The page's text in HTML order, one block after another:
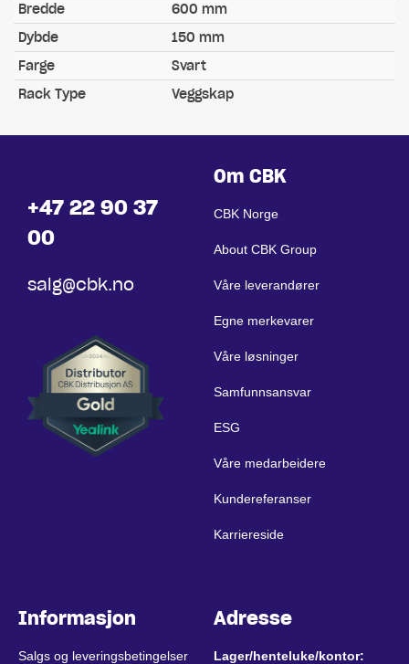
Bredde
600 mm
Dybde
150 mm
Farge
Svart
Rack Type
Veggskap
+47 22 90 37
00
salg@cbk.no
Om CBK
CBK Norge
About CBK Group
Våre leverandører
Egne merkevarer
Våre løsninger
Samfunnsansvar
ESG
Våre medarbeidere
Kundereferanser
Karriereside
Informasjon
Salgs og leveringsbetingelser
Adresse
Lager/henteluke/kontor: